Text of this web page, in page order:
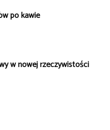
po kawie
w nowej rzeczywistości